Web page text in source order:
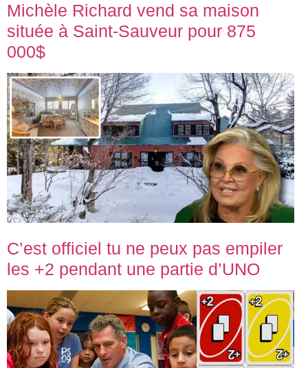
Michèle Richard vend sa maison
située à Saint-Sauveur pour 875
000$
C’est officiel tu ne peux pas empiler
les +2 pendant une partie d’UNO